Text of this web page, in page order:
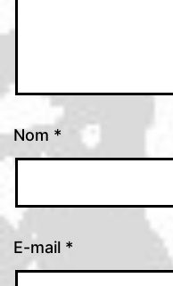
Nom *
E-mail *